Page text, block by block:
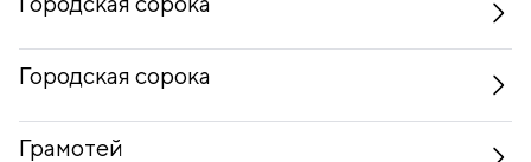
Городская сорока
Грамотей